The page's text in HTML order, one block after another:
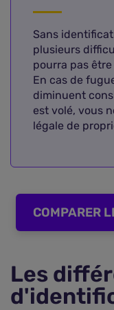
Sans
plusieurs
pourra pas
En cas de
diminuent
est volé, vous
légale de
COMPARER
Les